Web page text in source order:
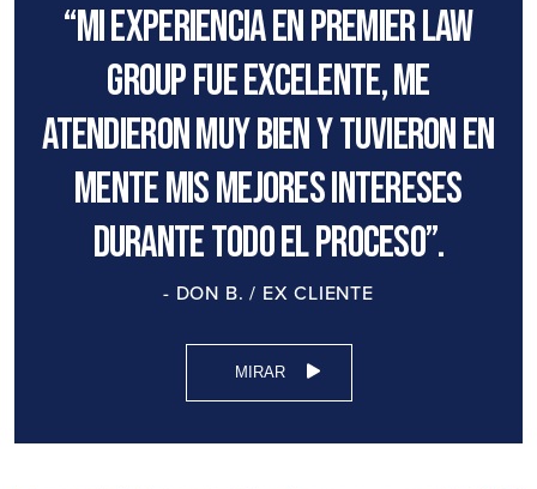
“Mi experiencia en Premier Law
Group fue excelente, me
atendieron muy bien y tuvieron en
mente mis mejores intereses
durante todo el proceso”.
- DON B. / EX CLIENTE
MIRAR